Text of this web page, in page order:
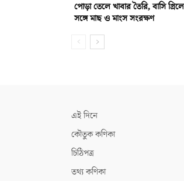
পোড়া তেলে খাবার তৈরি, বাসি
সঙ্গে মাছ ও মাংস সংরক্ষণ
এই দিনে
কৌতুক কণিকা
চিঠিপত্র
তথ্য কণিকা